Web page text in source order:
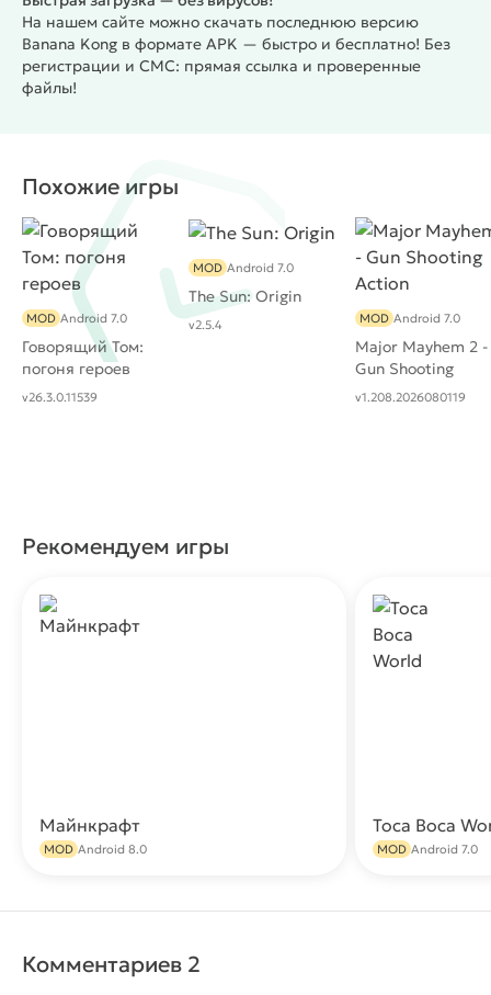
На нашем сайте можно скачать последнюю версию
Banana Kong в формате APK — быстро и бесплатно! Без
регистрации и СМС: прямая ссылка и проверенные
файлы!
Похожие игры
Говорящий Том:
погоня героев
MOD Android 7.0
v26.3.0.11539
The Sun: Origin
MOD Android 7.0
v2.5.4
Major Mayhem 2 -
Gun Shooting
Action
MOD Android 7.0
v1.208.2026080119
Рекомендуем игры
Майнкрафт
MOD Android 8.0
Toca Boca
MOD Android 7.0
Комментариев 2